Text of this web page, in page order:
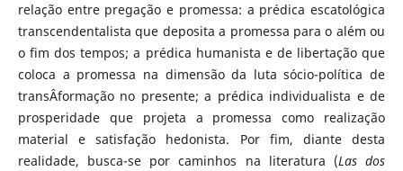
relação entre pregação e promessa: a prédica escatológica
transcendentalista que deposita a promessa para o além ou
o fim dos tempos; a prédica humanista e de libertação que
coloca a promessa na dimensão da luta sócio-política de
transÂ­formação no presente; a prédica individualista e de
prosperidade que projeta a promessa como realização
material e satisfação hedonista. Por fim, diante desta
realidade, busca-se por caminhos na literatura (Las dos